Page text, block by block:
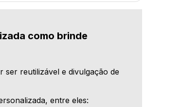
como brinde
ser reutilizável e divulgação de
entre eles: